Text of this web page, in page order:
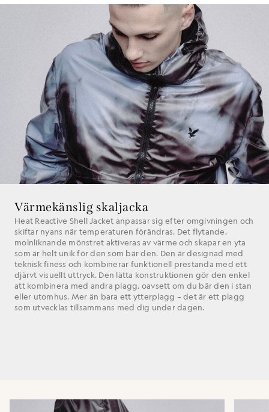
Värmekänslig skaljacka
Heat Reactive Shell Jacket anpassar sig efter omgivningen och
skiftar nyans när temperaturen förändras. Det flytande,
molnliknande mönstret aktiveras av värme och skapar en yta
som är helt unik för den som bär den. Den är designad med
teknisk finess och kombinerar funktionell prestanda med ett
djärvt visuellt uttryck. Den lätta konstruktionen gör den enkel
att kombinera med andra plagg, oavsett om du bär den i stan
eller utomhus. Mer än bara ett ytterplagg – det är ett plagg
som utvecklas tillsammans med dig under dagen.